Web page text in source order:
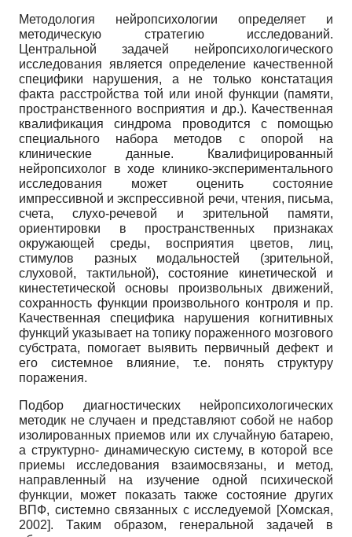
Методология нейропсихологии определяет и
методическую стратегию исследований.
Центральной задачей нейропсихологического
исследования является определение качественной
специфики нарушения, а не только констатация
факта расстройства той или иной функции (памяти,
пространственного восприятия и др.). Качественная
квалификация синдрома проводится с помощью
специального набора методов с опорой на
клинические данные. Квалифицированный
нейропсихолог в ходе клинико-экспериментального
исследования может оценить состояние
импрессивной и экспрессивной речи, чтения, письма,
счета, слухо-речевой и зрительной памяти,
ориентировки в пространственных признаках
окружающей среды, восприятия цветов, лиц,
стимулов разных модальностей (зрительной,
слуховой, тактильной), состояние кинетической и
кинестетической основы произвольных движений,
сохранность функции произвольного контроля и пр.
Качественная специфика нарушения когнитивных
функций указывает на топику пораженного мозгового
субстрата, помогает выявить первичный дефект и
его системное влияние, т.е. понять структуру
поражения.
Подбор диагностических нейропсихологических
методик не случаен и представляют собой не набор
изолированных приемов или их случайную батарею,
а структурно- динамическую систему, в которой все
приемы исследования взаимосвязаны, и метод,
направленный на изучение одной психической
функции, может показать также состояние других
ВПФ, системно связанных с исследуемой [Хомская,
2002]. Таким образом, генеральной задачей в